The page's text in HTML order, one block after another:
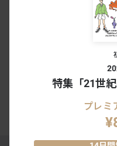
会期終了
#田中功起
特集「21世紀
プレミ